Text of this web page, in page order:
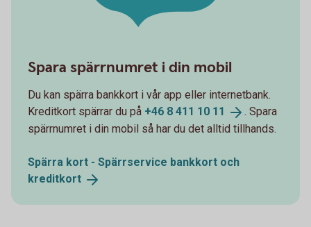
Spara spärrnumret i din mobil
Du kan spärra bankkort i vår app eller internetbank.
Kreditkort spärrar du på +46 8 411 10 11
. Spara
spärrnumret i din mobil så har du det alltid tillhands.
Spärra kort - Spärrservice bankkort och
kreditkort